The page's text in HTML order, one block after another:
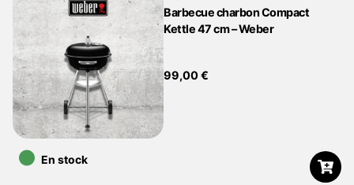
Barbecue charbon Compact
Kettle 47 cm – Weber
99,00€
•En stock